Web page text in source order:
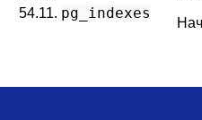
54.11. pg_indexes